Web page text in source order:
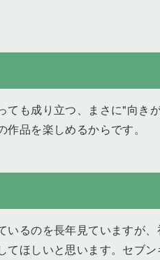
も成り立つ、まさに"向き
品を楽しめるからです。
るのを長年見ていますが
ほしいと思います。セブ